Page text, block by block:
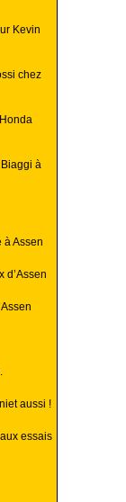
Kevin
chez
à
à Assen
d’Assen
aussi !
essais